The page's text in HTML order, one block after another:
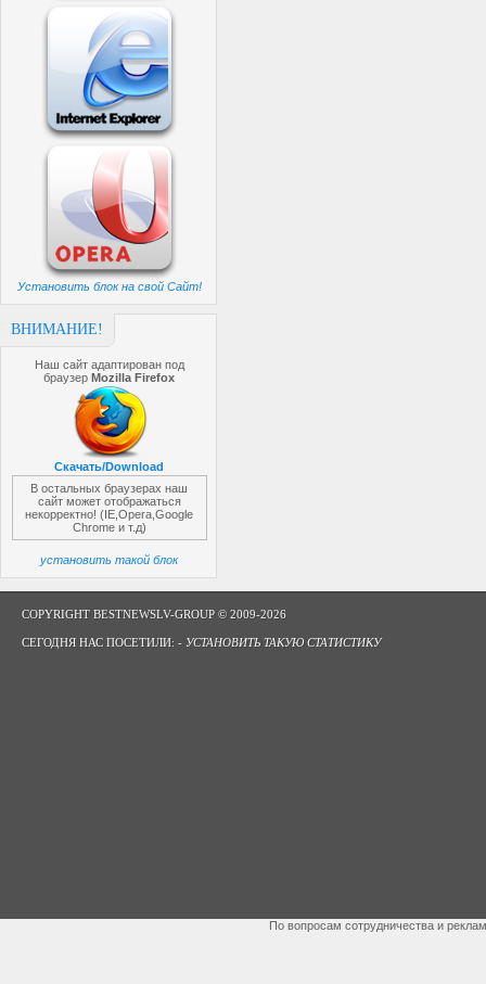
Установить блок на свой Сайт!
ВНИМАНИЕ!
Наш сайт адаптирован под
браузерMozilla Firefox
Скачать/Download
В остальных браузерах наш
сайт может отображаться
некорректно! (IE,Opera,Google
Chrome и т.д)
установить такой блок
COPYRIGHT BESTNEWSLV-GROUP © 2009-2026
СЕГОДНЯ НАС ПОСЕТИЛИ: - УСТАНОВИТЬ ТАКУЮ СТАТИСТИКУ
По вопросам сотрудничества и